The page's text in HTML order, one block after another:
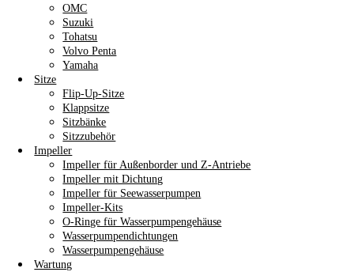
OMC
Suzuki
Tohatsu
Volvo Penta
Yamaha
Sitze
Flip-Up-Sitze
Klappsitze
Sitzbänke
Sitzzubehör
Impeller
Impeller für Außenborder und Z-Antriebe
Impeller mit Dichtung
Impeller für Seewasserpumpen
Impeller-Kits
O-Ringe für Wasserpumpengehäuse
Wasserpumpendichtungen
Wasserpumpengehäuse
Wartung